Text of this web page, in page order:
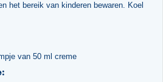
het bereik van kinderen bewaren. Koel
van 50 ml creme